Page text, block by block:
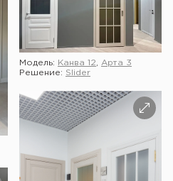
Модель: Канва 12
Арта 3
Решение: Slider